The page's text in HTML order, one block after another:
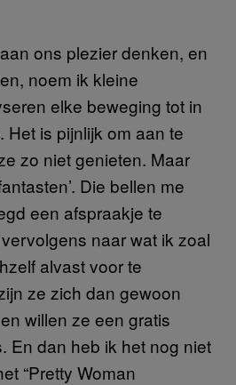
ons plezier denken, en
noem ik kleine
elke beweging tot in
Het is pijnlijk om aan te
zo niet genieten. Maar
Die bellen me
een afspraakje te
naar wat ik zoal
alvast voor te
ze zich dan gewoon
willen ze een gratis
En dan heb ik het nog niet
“Pretty Woman